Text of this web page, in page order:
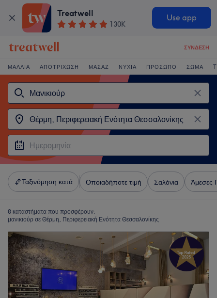
Treatwell
130K
Use app
ΣΎΝΔΕΣΗ
ΜΑΛΛΙΆ ΑΠΟΤΡΊΧΩΣΗ ΜΑΣΆΖ ΝΎΧΙΑ ΠΡΌΣΩΠΟ ΣΏΜΑ
Ταξινόμηση κατά Οποιαδήποτε τιμή Σαλόνια Άμεσες
8 καταστήματα που προσφέρουν:
μανικιούρ σε Θέρμη, Περιφερειακή Ενότητα Θεσσαλονίκης